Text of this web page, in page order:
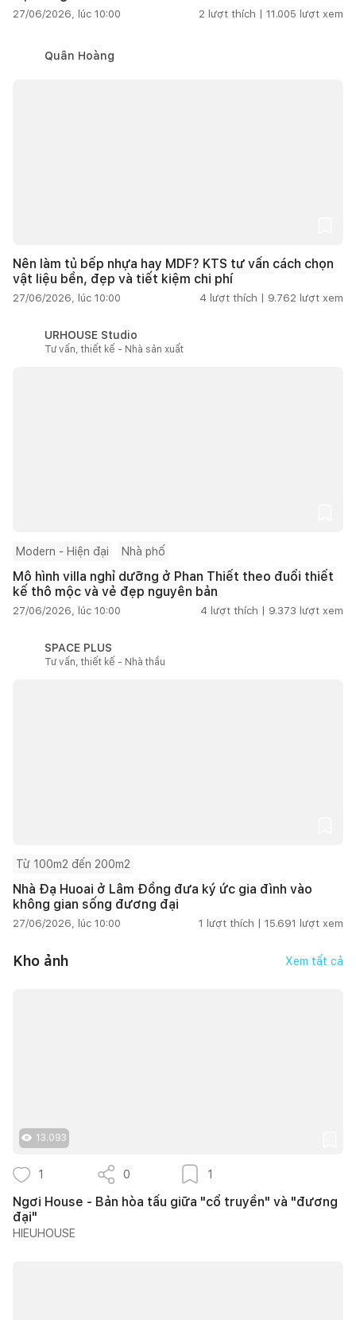
27/06/2026, lúc 10:00 2 lượt thích | 11.005 lượt xem
Quân Hoàng
Nên làm tủ bếp nhựa hay MDF? KTS tư vấn cách chọn
vật liệu bền, đẹp và tiết kiệm chi phí
27/06/2026, lúc 10:00 4 lượt thích | 9.762 lượt xem
URHOUSE Studio
Tư vấn, thiết kế - Nhà sản xuất
Modern - Hiện đại Nhà phố
Mô hình villa nghỉ dưỡng ở Phan Thiết theo đuổi thiết
kế thô mộc và vẻ đẹp nguyên bản
27/06/2026, lúc 10:00 4 lượt thích | 9.373 lượt xem
SPACE PLUS
Tư vấn, thiết kế - Nhà thầu
Từ 100m2 đến 200m2
Nhà Đạ Huoai ở Lâm Đồng đưa ký ức gia đình vào
không gian sống đương đại
27/06/2026, lúc 10:00 1 lượt thích | 15.691 lượt xem
Kho ảnh Xem tất cả
13.093
1 0 1
Ngơi House - Bản hòa tấu giữa "cổ truyền" và "đương
đại"
HIEUHOUSE